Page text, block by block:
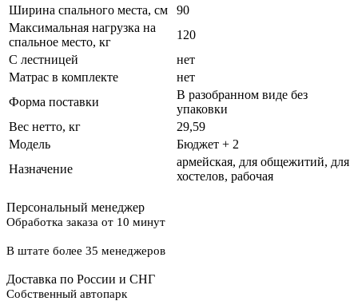
Ширина спального места, см
90
Максимальная нагрузка на
спальное место, кг
120
С лестницей
нет
Матрас в комплекте
нет
Форма поставки
В разобранном виде без
упаковки
Вес нетто, кг
29,59
Модель
Бюджет + 2
Назначение
армейская, для общежитий, для
хостелов, рабочая
Персональный менеджер
Обработка заказа от 10 минут
В штате более 35 менеджеров
Доставка по России и СНГ
Собственный автопарк